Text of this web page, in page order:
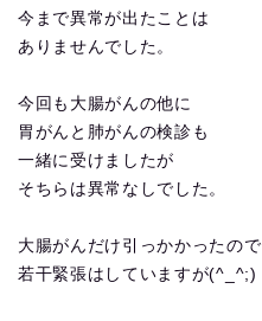
今まで異常が出たことは
ありませんでした。
今回も大腸がんの他に
胃がんと肺がんの検診も
一緒に受けましたが
そちらは異常なしでした。
大腸がんだけ引っかかったので
若干緊張はしていますが(^_^;)